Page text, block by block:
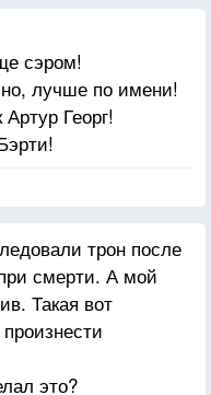
сэром!
лучше по имени!
Георг!
трон после
смерти. А мой
Такая вот
это?